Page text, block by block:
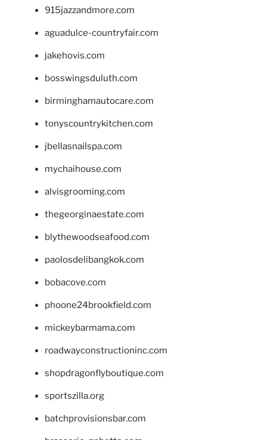
915jazzandmore.com
aguadulce-countryfair.com
jakehovis.com
bosswingsduluth.com
birminghamautocare.com
tonyscountrykitchen.com
jbellasnailspa.com
mychaihouse.com
alvisgrooming.com
thegeorginaestate.com
blythewoodseafood.com
paolosdelibangkok.com
bobacove.com
phoone24brookfield.com
mickeybarmama.com
roadwayconstructioninc.com
shopdragonflyboutique.com
sportszilla.org
batchprovisionsbar.com